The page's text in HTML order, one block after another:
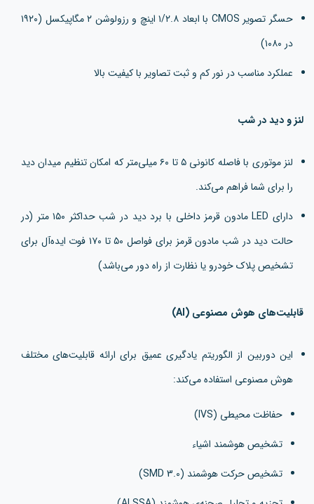
حسگر تصویر CMOS با ابعاد ۱/۲.۸ اینچ و رزولوشن ۲ مگاپیکسل (۱۹۲۰
در ۱۰۸۰)
عملکرد مناسب در نور کم و ثبت تصاویر با کیفیت بالا
لنز و دید در شب
لنز موتوری با فاصله کانونی ۵ تا ۶۰ میلی‌متر که امکان تنظیم میدان دید
را برای شما فراهم می‌کند.
دارای LED مادون قرمز داخلی با برد دید در شب حداکثر ۱۵۰ متر (در
حالت دید در شب مادون قرمز برای فواصل ۵۰ تا ۱۷۰ فوت ایده‌آل برای
تشخیص پلاک خودرو یا نظارت از راه دور می‌باشد)
قابلیت‌های هوش مصنوعی (AI)
این دوربین از الگوریتم یادگیری عمیق برای ارائه قابلیت‌های مختلف
هوش مصنوعی استفاده می‌کند:
حفاظت محیطی (IVS)
تشخیص هوشمند اشیاء
تشخیص حرکت هوشمند (SMD 3.0)